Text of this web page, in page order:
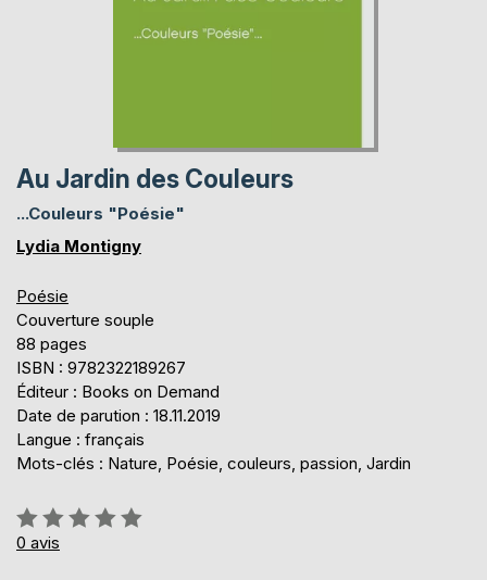
Au Jardin des Couleurs
...Couleurs "Poésie"
Lydia Montigny
Poésie
Couverture souple
88 pages
ISBN : 9782322189267
Éditeur : Books on Demand
Date de parution : 18.11.2019
Langue : français
Mots-clés : Nature, Poésie, couleurs, passion, Jardin
Évaluation:
0%
0 avis